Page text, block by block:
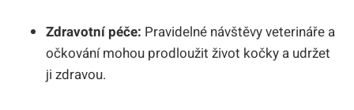
Zdravotní péče: Pravidelné návštěvy veterináře a
očkování mohou prodloužit život kočky a udržet
ji zdravou.